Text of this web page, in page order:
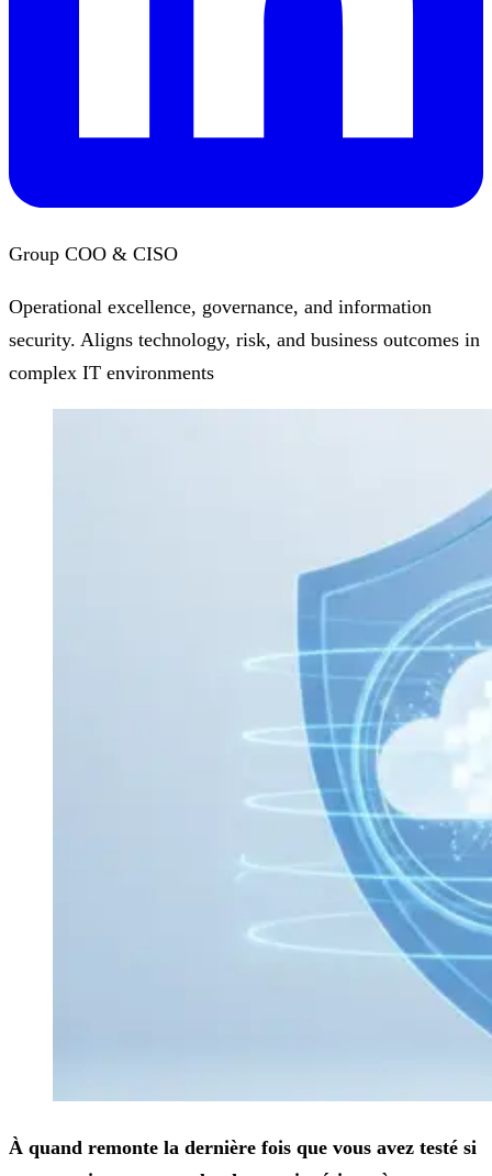
Group COO & CISO
Operational excellence, governance, and information
security. Aligns technology, risk, and business outcomes in
complex IT environments
À quand remonte la dernière fois que vous avez testé si